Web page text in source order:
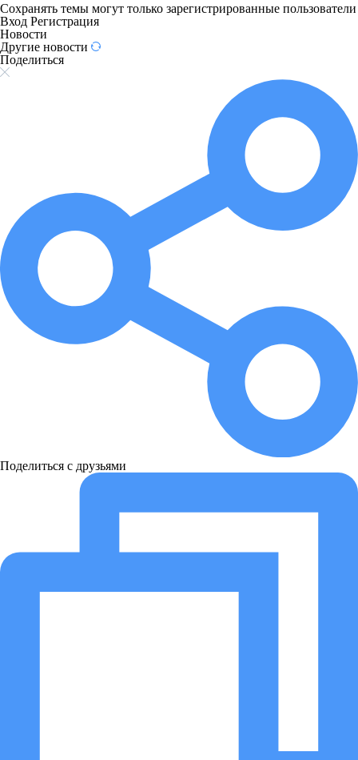
Сохранять темы могут только зарегистрированные пользователи
Вход Регистрация
Новости
Другие новости
Поделиться
Поделиться с друзьями